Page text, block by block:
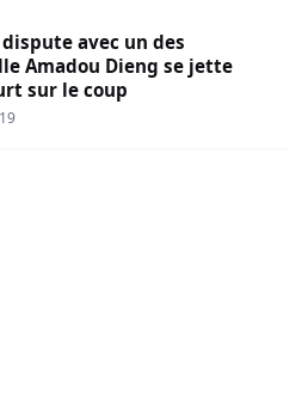
avec un des
Amadou Dieng se jette
sur le coup